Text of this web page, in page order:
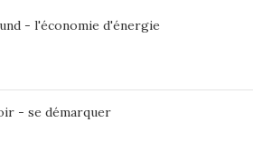
- l'économie d'énergie
- se démarquer